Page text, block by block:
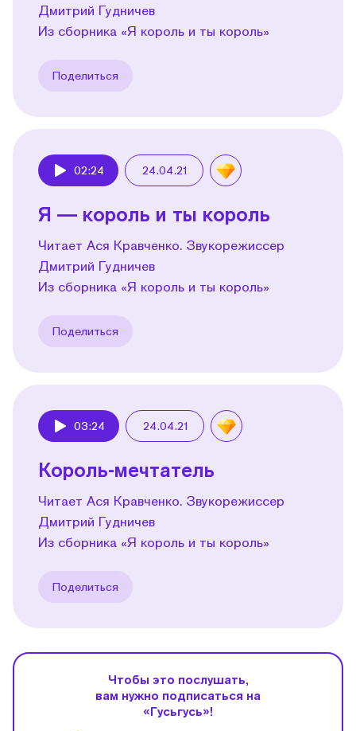
Дмитрий Гудничев
Из сборника «Я король и ты король»
Поделиться
02:24 24.04.21
Я — король и ты король
Читает Ася Кравченко. Звукорежиссер
Дмитрий Гудничев
Из сборника «Я король и ты король»
Поделиться
03:24 24.04.21
Король-мечтатель
Читает Ася Кравченко. Звукорежиссер
Дмитрий Гудничев
Из сборника «Я король и ты король»
Поделиться
Чтобы это послушать,
вам нужно подписаться на
«Гусьгусь»!